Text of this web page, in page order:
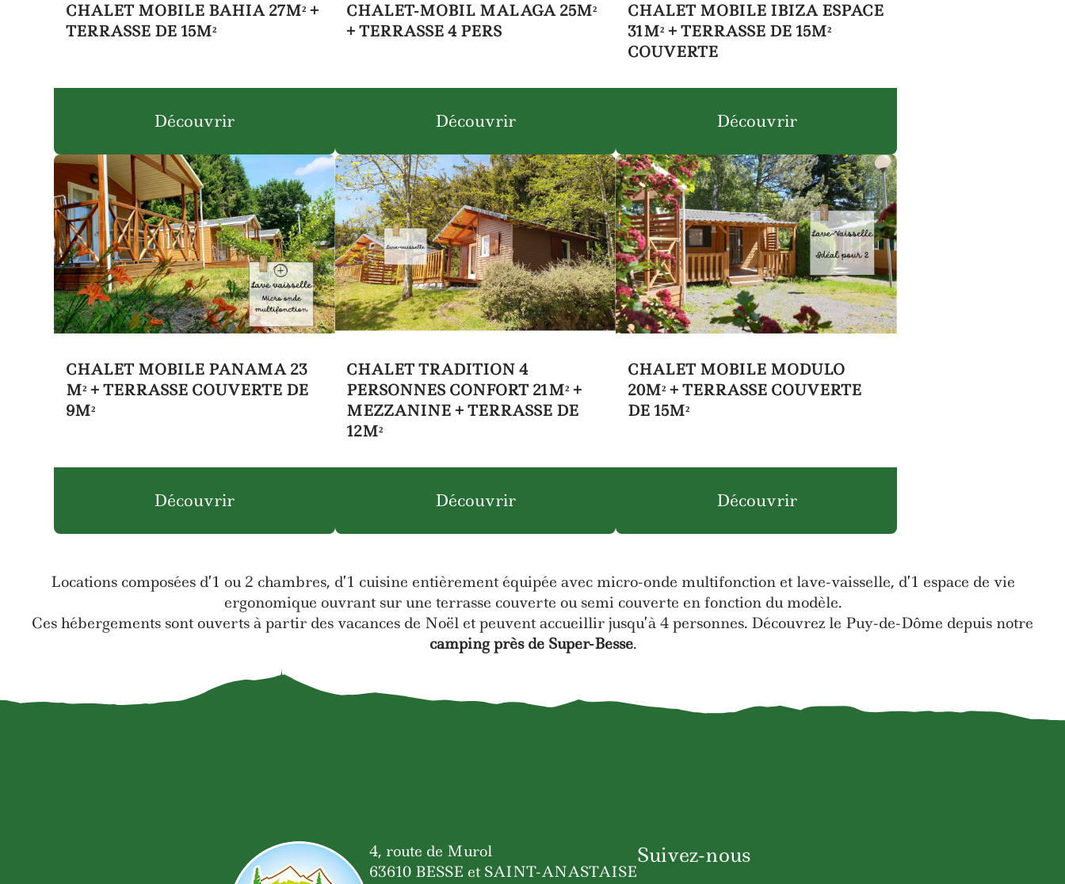
CHALET MOBILE BAHIA 27M² +
TERRASSE DE 15M²
Découvrir
CHALET-MOBIL MALAGA 25M²
+ TERRASSE 4 PERS
Découvrir
CHALET MOBILE IBIZA ESPACE
31M² + TERRASSE DE 15M²
COUVERTE
Découvrir
CHALET MOBILE PANAMA 23
M² + TERRASSE COUVERTE DE
9M²
Découvrir
CHALET TRADITION 4
PERSONNES CONFORT 21M² +
MEZZANINE + TERRASSE DE
12M²
Découvrir
CHALET MOBILE MODULO
20M² + TERRASSE COUVERTE
DE 15M²
Découvrir
Locations composées d’1 ou 2 chambres, d’1 cuisine entièrement équipée avec micro-onde multifonction et lave-vaisselle, d’1 espace de vie
ergonomique ouvrant sur une terrasse couverte ou semi couverte en fonction du modèle.
Ces hébergements sont ouverts à partir des vacances de Noël et peuvent accueillir jusqu’à 4 personnes. Découvrez le Puy-de-Dôme depuis notre
camping près de Super-Besse.
4, route de Murol
63610 BESSE et SAINT-ANASTAISE
Suivez-nous